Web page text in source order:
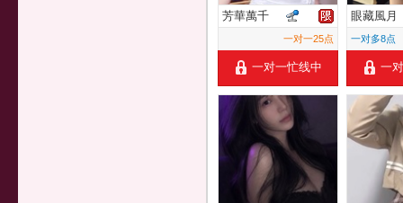
芳華萬千
一对一25点
一对一忙线中
眼藏風月
一对多8点
一